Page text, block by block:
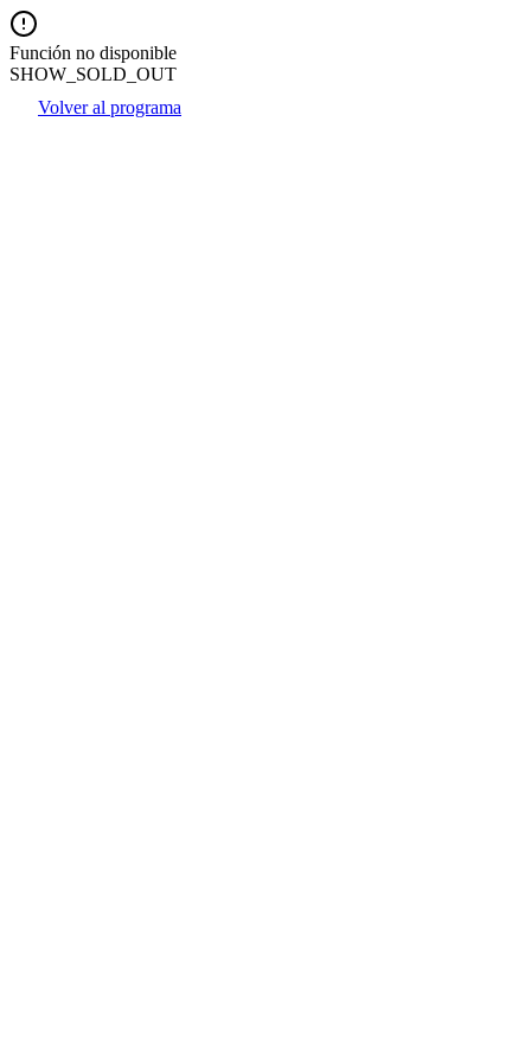
Función no disponible
SHOW_SOLD_OUT
Volver al programa